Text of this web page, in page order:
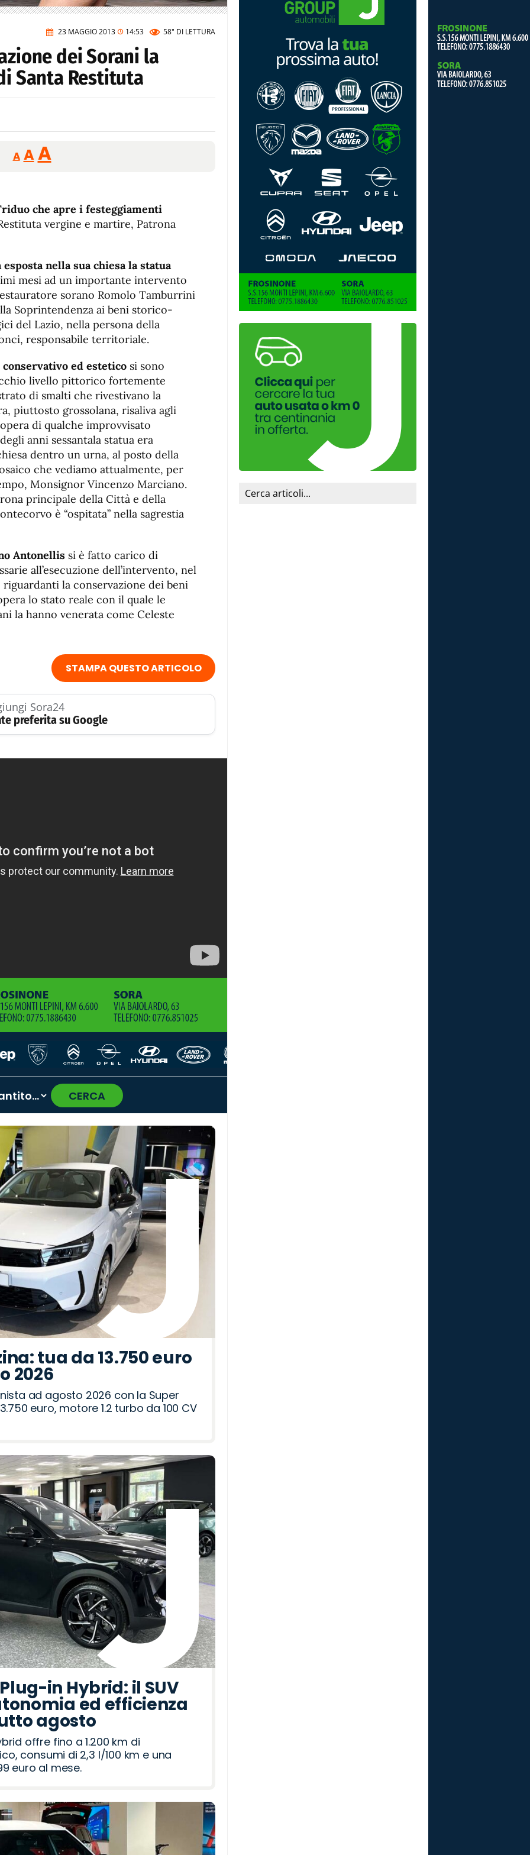
23 MAGGIO 2013 14:53 58" DI LETTURA
dei Sorani la
Santa Restituta
A
Reducir
tamaño
A Restablecer
tamaño
fuente
AAumentar
de
fuente.
che apre i festeggiamenti
vergine e martire, Patrona
nella sua chiesa la statua
mesi ad un importante intervento
sorano Romolo Tamburrini
Soprintendenza ai beni storico-
del Lazio, nella persona della
responsabile territoriale.
ed estetico si sono
livello pittorico fortemente
di smalti che rivestivano la
piuttosto grossolana, risaliva agli
di qualche improvvisato
anni sessantala statua era
dentro un urna, al posto della
che vediamo attualmente, per
Monsignor Vincenzo Marciano.
principale della Città e della
è “ospitata” nella sagrestia
Antonellis si è fatto carico di
all’esecuzione dell’intervento, nel
la conservazione dei beni
lo stato reale con il quale le
la hanno venerata come Celeste
STAMPA QUESTO ARTICOLO
Sora24
preferita su Google
CERCA
›
tua da 13.750 euro
2026
ad agosto 2026 con la Super
euro, motore 1.2 turbo da 100 CV
in Hybrid: il SUV
ed efficienza
agosto
offre fino a 1.200 km di
consumi di 2,3 l/100 km e una
euro al mese.